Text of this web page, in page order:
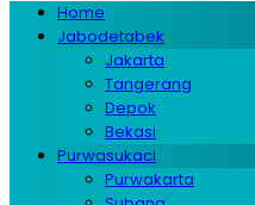
Home
Jabodetabek
Jakarta
Tangerang
Depok
Bekasi
Purwasukaci
Purwakarta